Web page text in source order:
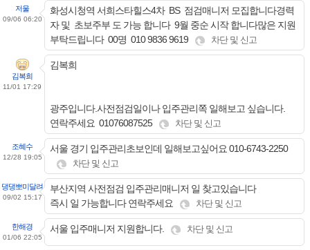
저울
09/06 06:20
화성시청역 서희스타힐스4차 BS 점검매니저 모집합니다경력
자 및 초보주부 도 가능 합니다 9월 중순 시작 합니다많은 지원
부탁드립니다 00명 010 9836 9619
차단 및 신고
김복희
11/01 17:29
김복희
광주입니다.사전점검일이나 입주관리쪽 일해보고 싶습니다.
연락주세요 01076087525
차단 및 신고
조혜수
12/28 19:05
서울 경기 입주관리초보인데 일해보고싶어요 010-6743-2250
차단 및 신고
댕댕뽀미달려
09/02 15:17
부산지역 사전점검 입주관리매니저 일 찾고있습니다
즉시 일 가능합니다 연락주세요
차단 및 신고
한해경
01/06 22:05
서울 입주매니저 지원합니다. 차단 및 신고